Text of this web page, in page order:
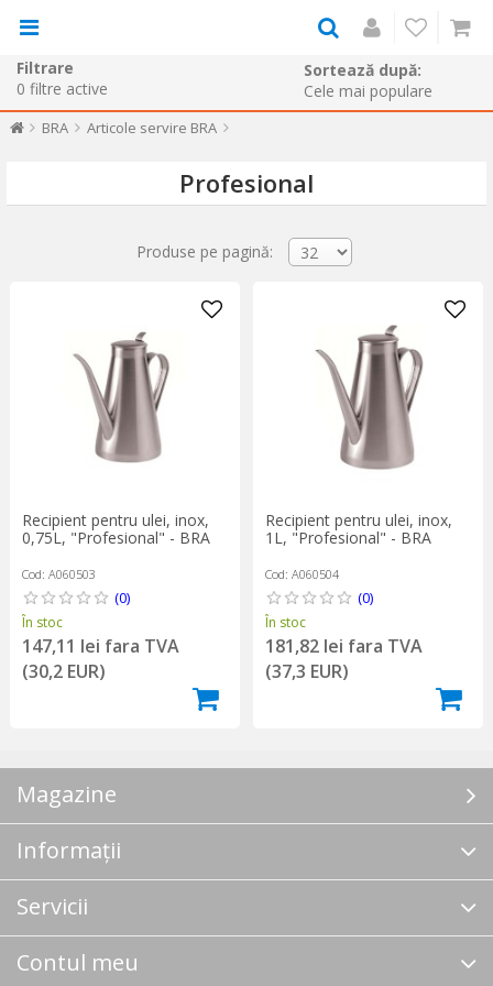
Filtrare
0 filtre active
Sortează după:
BRA Articole servire BRA
Profesional
Produse pe pagină:
Recipient pentru ulei, inox,
0,75L, "Profesional" - BRA
Cod: A060503
(0)
În stoc
147,11 lei fara TVA
(30,2 EUR)
Recipient pentru ulei, inox,
1L, "Profesional" - BRA
Cod: A060504
(0)
În stoc
181,82 lei fara TVA
(37,3 EUR)
Magazine
Informații
Servicii
Contul meu